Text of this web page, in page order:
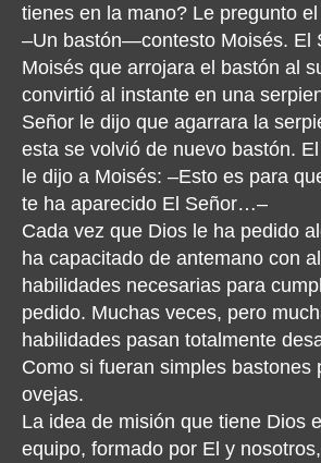
tienes en la mano? Le pregunto
–Un bastón—contesto Moisés. El
Moisés que arrojara el bastón al
convirtió al instante en una
Señor le dijo que agarrara la
esta se volvió de nuevo bastón.
le dijo a Moisés: –Esto es para
te ha aparecido El Señor…–
Cada vez que Dios le ha pedido
ha capacitado de antemano con
habilidades necesarias para
pedido. Muchas veces, pero
habilidades pasan totalmente
Como si fueran simples bastones
ovejas.
La idea de misión que tiene Dios
equipo, formado por El y